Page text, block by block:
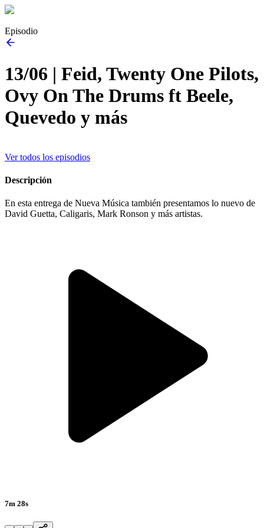
Episodio
13/06 | Feid, Twenty One Pilots,
Ovy On The Drums ft Beele,
Quevedo y más
Ver todos los episodios
Descripción
En esta entrega de Nueva Música también presentamos lo nuevo de
David Guetta, Caligaris, Mark Ronson y más artistas.
7m 28s